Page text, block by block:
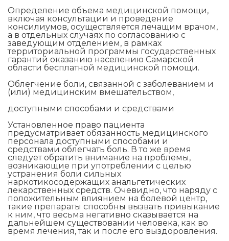
Определение объема медицинской помощи,
включая консультации и проведение
консилиумов, осуществляется лечащим врачом,
а в отдельных случаях по согласованию с
заведующим отделением, в рамках
территориальной программы государственных
гарантий оказанию населению Самарской
области бесплатной медицинской помощи.
Облегчение боли, связанной с заболеванием и
(или) медицинским вмешательством,
доступными способами и средствами
Установленное право пациента
предусматривает обязанность медицинского
персонала доступными способами и
средствами облегчать боль. В то же время
следует обратить внимание на проблемы,
возникающие при употреблении с целью
устранения боли сильных
наркотикосодержащих анальгетических
лекарственных средств. Очевидно, что наряду с
положительным влиянием на болевой центр,
такие препараты способны вызвать привыкание
к ним, что весьма негативно сказывается на
дальнейшем существовании человека, как во
время лечения, так и после его выздоровления.